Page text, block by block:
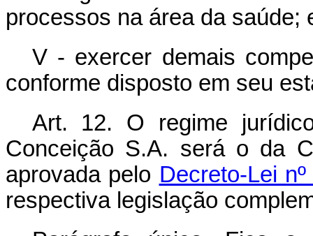
processos na área da saúde;
V - exercer demais
conforme disposto em seu
Art. 12.
O regime
Conceição S.A. será o da
aprovada pelo Decreto-Lei
respectiva legislação